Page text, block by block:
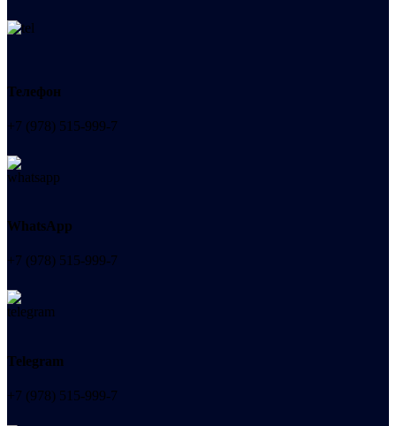
Телефон
+7 (978) 515-999-7
WhatsApp
+7 (978) 515-999-7
Telegram
+7 (978) 515-999-7